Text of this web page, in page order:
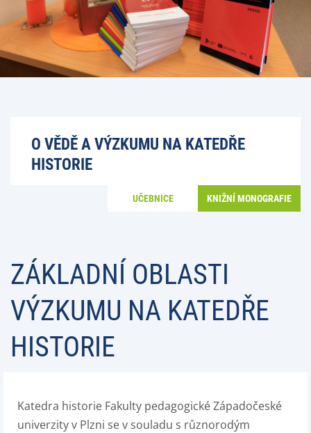
O VĚDĚ A VÝZKUMU NA KATEDŘE
HISTORIE
KNIŽNÍ MONOGRAFIE
UČEBNICE
ZÁKLADNÍ OBLASTI
VÝZKUMU NA KATEDŘE
HISTORIE
Katedra historie Fakulty pedagogické Západočeské
univerzity v Plzni se v souladu s různorodým